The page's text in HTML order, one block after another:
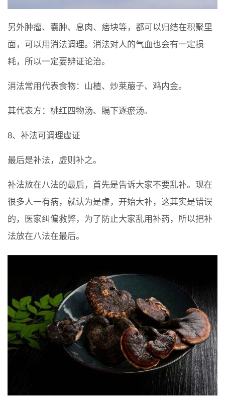
另外肿瘤、囊肿、息肉、痞块等，都可以归结在积聚里
面，可以用消法调理。消法对人的气血也会有一定损
耗，所以一定要辨证论治。
消法常用代表食物：山楂、炒莱菔子、鸡内金。
其代表方：桃红四物汤、膈下逐瘀汤。
8、补法可调理虚证
最后是补法，虚则补之。
补法放在八法的最后，首先是告诉大家不要乱补。现在
很多人一有病，就认为是虚，开始大补，这其实是错误
的，医家纠偏救弊，为了防止大家乱用补药，所以把补
法放在八法在最后。